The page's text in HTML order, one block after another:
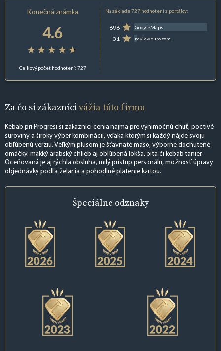
Konečná známka
4.6
Celkový počet hodnotení: 727
Na základe 727 hodnotení z portálov:
696 GoogleMaps
31 revieweuro.com
Za čo si zákazníci vážia túto firmu
Kebab pri Progresi si zákazníci cenia najmä pre výnimočnú chuť, poctivé
suroviny a široký výber kombinácií, vďaka ktorým si každý nájde svoju
obľúbenú verziu. Veľkým plusom je šťavnaté mäso, výborne dochutené
omáčky, mäkký arabský chlieb aj obľúbená lokša, pita či kebab tanier.
Oceňovaná je aj rýchla obsluha, milý prístup personálu, možnosť úpravy
objednávky podľa želania a pohodlné platenie kartou.
Špeciálne odznaky